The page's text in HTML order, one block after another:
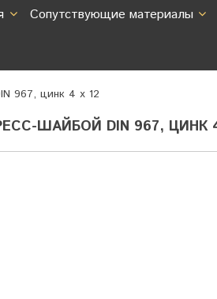
Сопутствующие материалы
967, цинк 4 х 12
ШАЙБОЙ DIN 967, ЦИНК